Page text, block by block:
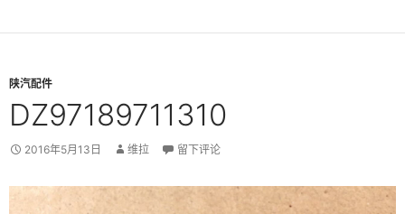
陕汽配件
DZ97189711310
2016年5月13日 维拉 留下评论